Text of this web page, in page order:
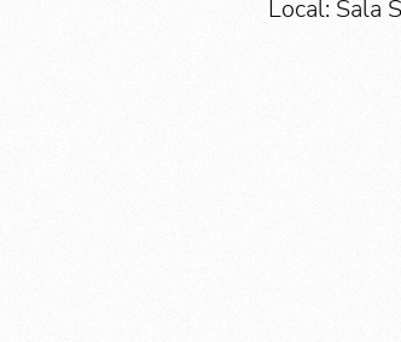
Local: Sala